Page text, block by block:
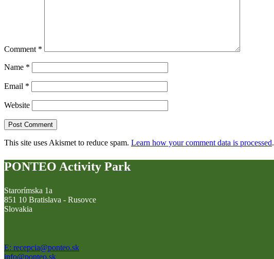
Comment *
Name *
Email *
Website
This site uses Akismet to reduce spam. Learn how your comment data is processed.
PONTEO Activity Park
Starorímska 1a
851 10 Bratislava - Rusovce
Slovakia
E: recepcia@ponteo.sk
info@ponteo.sk